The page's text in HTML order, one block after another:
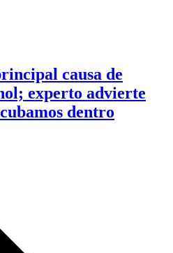
causa de
experto advierte
dentro